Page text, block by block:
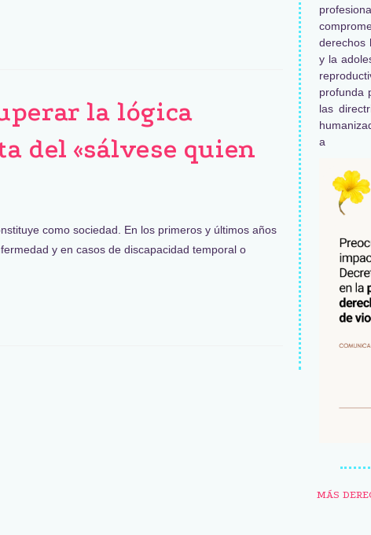
la lógica
del «sálvese quien
como sociedad. En los primeros y últimos años
y en casos de discapacidad temporal o
derechos
y la
profunda
las
a
MÁS